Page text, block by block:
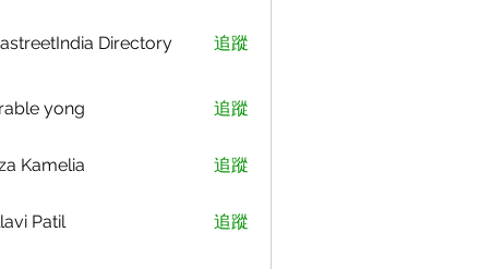
Directory 追蹤
yong 追蹤
Kamelia 追蹤
Patil 追蹤